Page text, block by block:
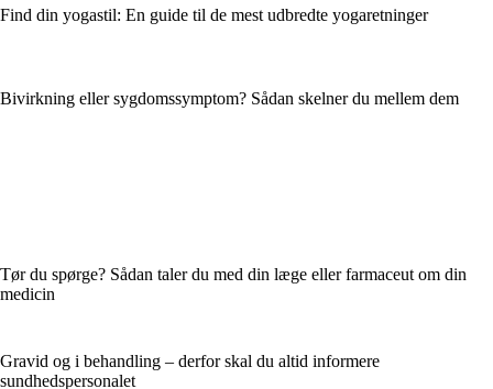
Find din yogastil: En guide til de mest udbredte yogaretninger
Bivirkning eller sygdomssymptom? Sådan skelner du mellem dem
Tør du spørge? Sådan taler du med din læge eller farmaceut om din
medicin
Gravid og i behandling – derfor skal du altid informere
sundhedspersonalet